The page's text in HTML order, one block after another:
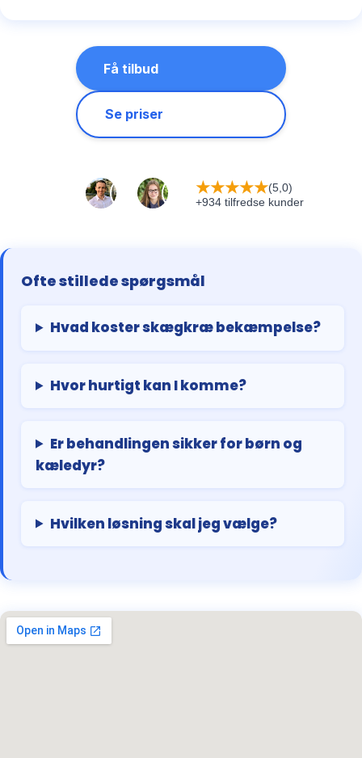
Få tilbud
Se priser
★★★★★(5,0)
+934 tilfredse kunder
Ofte stillede spørgsmål
Hvad koster skægkræ bekæmpelse?
Hvor hurtigt kan I komme?
Er behandlingen sikker for børn og
kæledyr?
Hvilken løsning skal jeg vælge?